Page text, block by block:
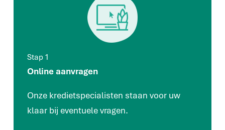
Stap 1
Online aanvragen
Onze kredietspecialisten staan voor uw
klaar bij eventuele vragen.